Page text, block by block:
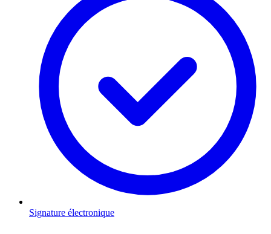
Signature électronique